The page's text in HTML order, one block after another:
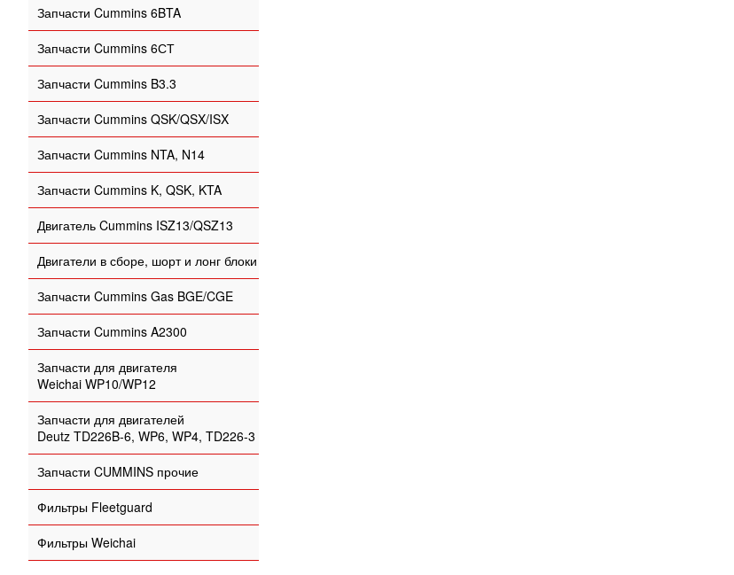
Запчасти Cummins 6BTA
Запчасти Cummins 6СТ
Запчасти Cummins B3.3
Запчасти Cummins QSK/QSX/ISX
Запчасти Cummins NTA, N14
Запчасти Cummins K, QSK, KTA
Двигатель Cummins ISZ13/QSZ13
Двигатели в сборе, шорт и лонг блоки
Запчасти Cummins Gas BGE/CGE
Запчасти Cummins A2300
Запчасти для двигателя
Weichai WP10/WP12
Запчасти для двигателей
Deutz TD226B-6, WP6, WP4, TD226-3
Запчасти CUMMINS прочие
Фильтры Fleetguard
Фильтры Weichai